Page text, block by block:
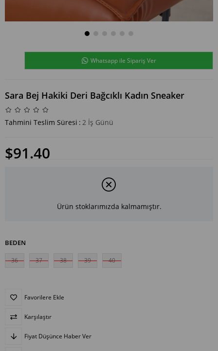
Whatsapp ile Sipariş Ver
Sara Bej Hakiki Deri Bağcıklı Kadın Sneaker
Tahmini Teslim Süresi : 2 İş Günü
$91.40
Ürün stoklarımızda kalmamıştır.
BEDEN
36 37 38 39 40
Favorilere Ekle
Karşılaştır
Fiyat Düşünce Haber Ver